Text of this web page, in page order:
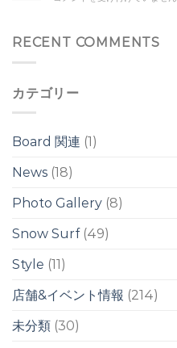
ッ
ワ
ブ
レ
は
ワ
レ
は
腰
の
リ
/
風
ウ
ル
RECENT COMMENTS
カテゴリー
Board 関連 (1)
News (18)
Photo Gallery (8)
Snow Surf(49)
Style (11)
店舗&イベント情報 (214)
未分類 (30)